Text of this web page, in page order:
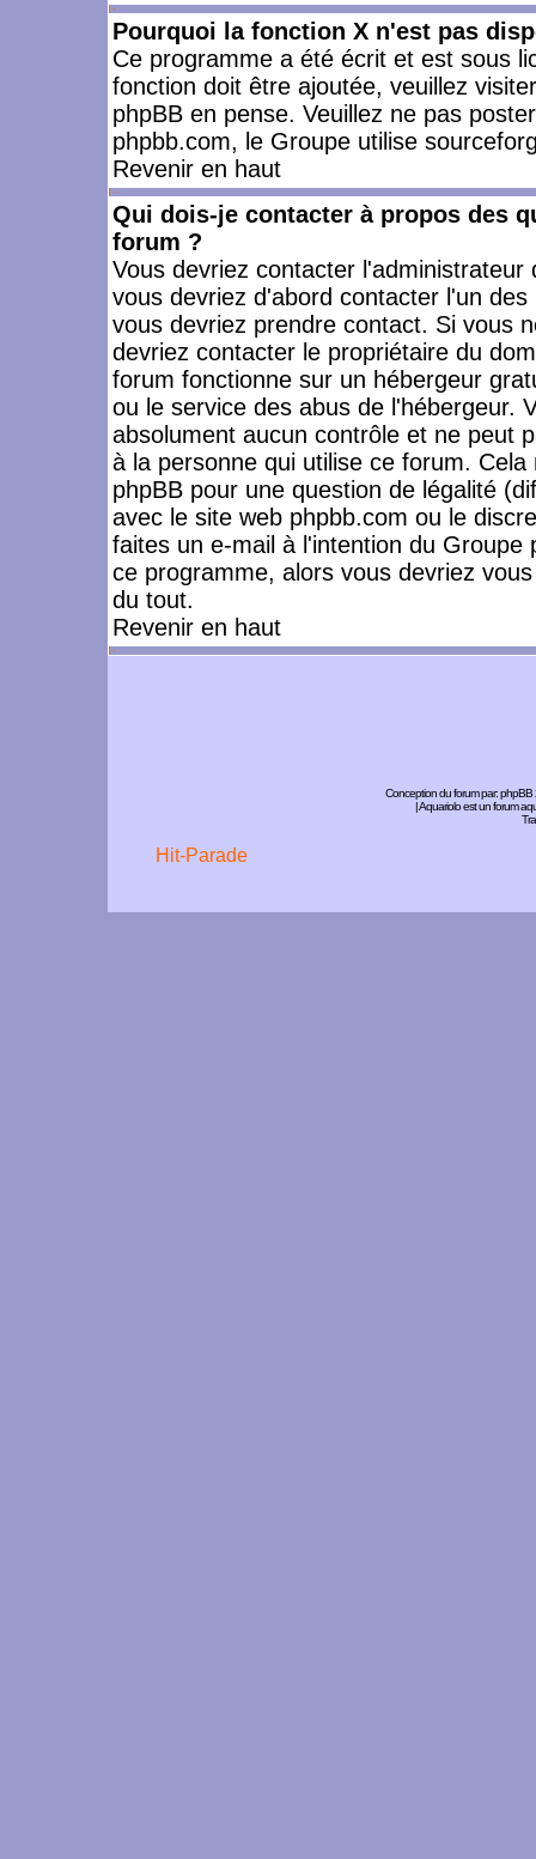
Pourquoi la fonction X n'est pas
Ce programme a été écrit et est sous
fonction doit être ajoutée, veuillez
phpBB en pense. Veuillez ne pas
phpbb.com, le Groupe utilise
Revenir en haut
Qui dois-je contacter à propos des
forum ?
Vous devriez contacter
vous devriez d'abord contacter l'un
vous devriez prendre contact. Si vous
devriez contacter le propriétaire du
forum fonctionne sur un hébergeur
ou le service des abus de l'hébergeur.
absolument aucun contrôle et ne peut
à la personne qui utilise ce forum.
phpBB pour une question de légalité
avec le site web phpbb.com ou le
faites un e-mail à l'intention du
ce programme, alors vous devriez
du tout.
Revenir en haut
Conception du forum par:phpBB
| Aquariolo est un forum